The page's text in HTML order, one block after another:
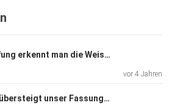
In der Schöpfung erkennt man die Weisheit Gottes
vor 4 Jahren
Dieser Krieg übersteigt unser Fassungsvermögen.